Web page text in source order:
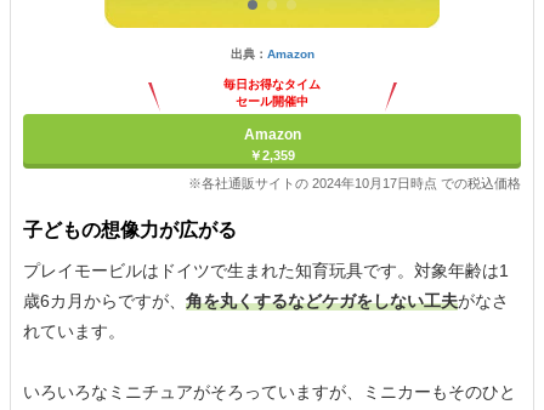
出典： Amazon
毎日お得なタイム
セール開催中
Amazon
￥2,359
※各社通販サイトの 2024年10月17日時点 での税込価格
子どもの想像力が広がる
プレイモービルはドイツで生まれた知育玩具です。対象年齢は1
歳6カ月からですが、 角を丸くするなどケガをしない工夫がなさ
れています。
いろいろなミニチュアがそろっていますが、ミニカーもそのひと